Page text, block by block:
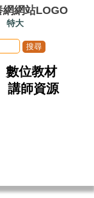
特大
數位教材
講師資源